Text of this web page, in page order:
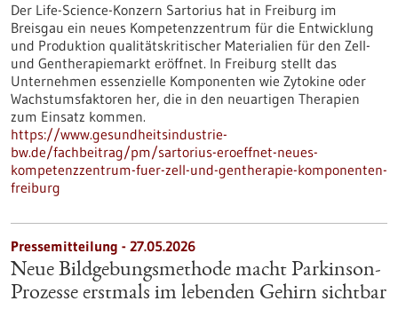
Der Life-Science-Konzern Sartorius hat in Freiburg im
Breisgau ein neues Kompetenzzentrum für die Entwicklung
und Produktion qualitätskritischer Materialien für den Zell-
und Gentherapiemarkt eröffnet. In Freiburg stellt das
Unternehmen essenzielle Komponenten wie Zytokine oder
Wachstumsfaktoren her, die in den neuartigen Therapien
zum Einsatz kommen.
https://www.gesundheitsindustrie-
bw.de/fachbeitrag/pm/sartorius-eroeffnet-neues-
kompetenzzentrum-fuer-zell-und-gentherapie-komponenten-
freiburg
Pressemitteilung - 27.05.2026
Neue Bildgebungsmethode macht Parkinson-
Prozesse erstmals im lebenden Gehirn sichtbar